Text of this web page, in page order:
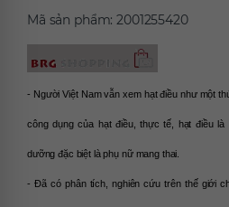
Mã sản phẩm:2001255420
- Người Việt Nam vẫn xem hạt điều như một
công dụng của hạt điều, thực tế, hạt điều
dưỡng đặc biệt là phụ nữ mang thai.
- Đã có phân tích, nghiên cứu trên thế giới